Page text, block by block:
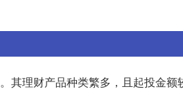
其理财产品种类繁多，且起投金